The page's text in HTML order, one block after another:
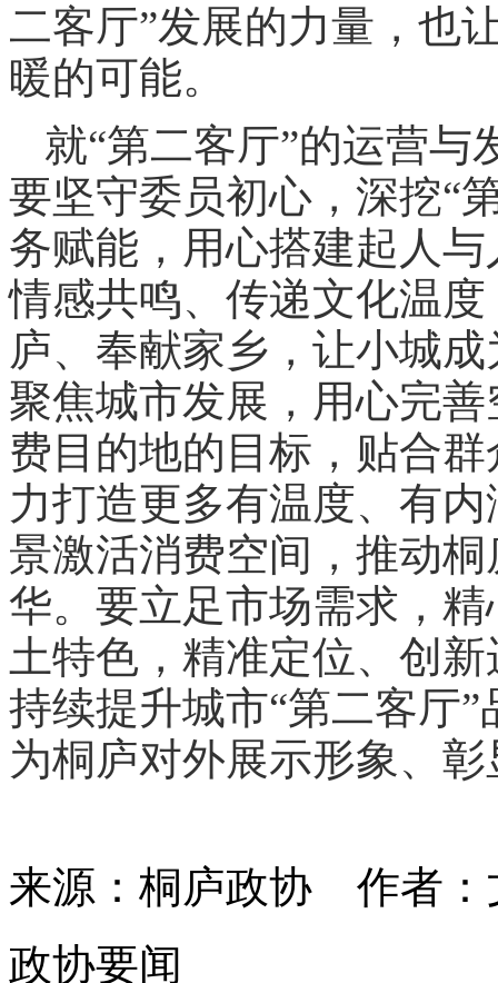
二客厅”发展的力量，也
暖的可能。
就“第二客厅”的运营
要坚守委员初心，深挖“
务赋能，用心搭建起人
情感共鸣、传递文化温
庐、奉献家乡，让小城
聚焦城市发展，用心完
费目的地的目标，贴合
力打造更多有温度、有
景激活消费空间，推动
华。要立足市场需求，
土特色，精准定位、创
持续提升城市“第二客厅
为桐庐对外展示形象、
来源：桐庐政协 作者
政协要闻